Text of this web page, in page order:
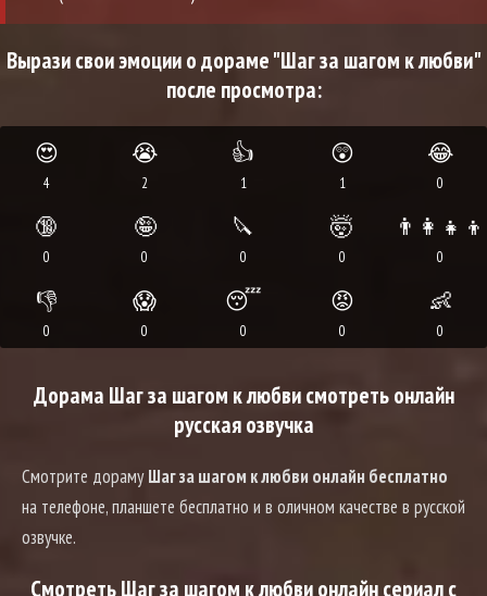
Вырази свои эмоции о дораме "Шаг за шагом к любви"
после просмотра:
😍
4
😭
2
👍
1
😲
1
😂
0
🔞
0
🤪
0
🔪
0
🤯
0
👨‍👩‍👧‍👦
0
👎
0
😱
0
😴
0
😡
0
👶
0
Дорама Шаг за шагом к любви смотреть онлайн
русская озвучка
Смотрите дорамуШаг за шагом к любви онлайн бесплатно
на телефоне, планшете бесплатно и в оличном качестве в русской
озвучке.
Смотреть Шаг за шагом к любви онлайн сериал с